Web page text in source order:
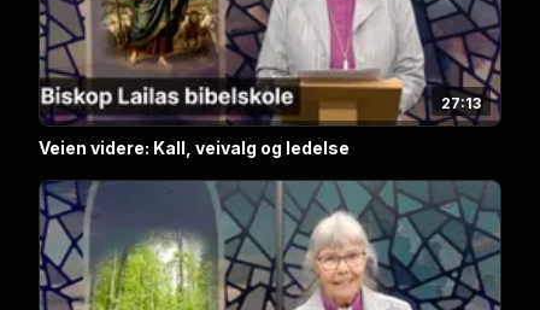
27:13
Veien videre: Kall, veivalg og ledelse